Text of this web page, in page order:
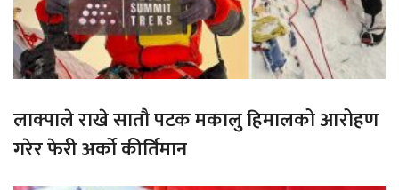
लाक्पाले राखे सातौ पटक मकालु हिमालको आरोहण
गरेर फेरी अर्को कीर्तिमान